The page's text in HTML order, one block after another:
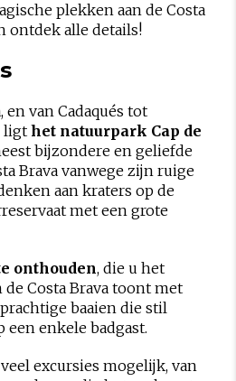
plekken aan de Costa
ontdek alle details!
en van Cadaqués tot
ligthet natuurpark Cap de
bijzondere en geliefde
Brava vanwege zijn ruige
aan kraters op de
met een grote
onthouden, die u het
Costa Brava toont met
baaien die stil
enkele badgast.
excursies mogelijk, van